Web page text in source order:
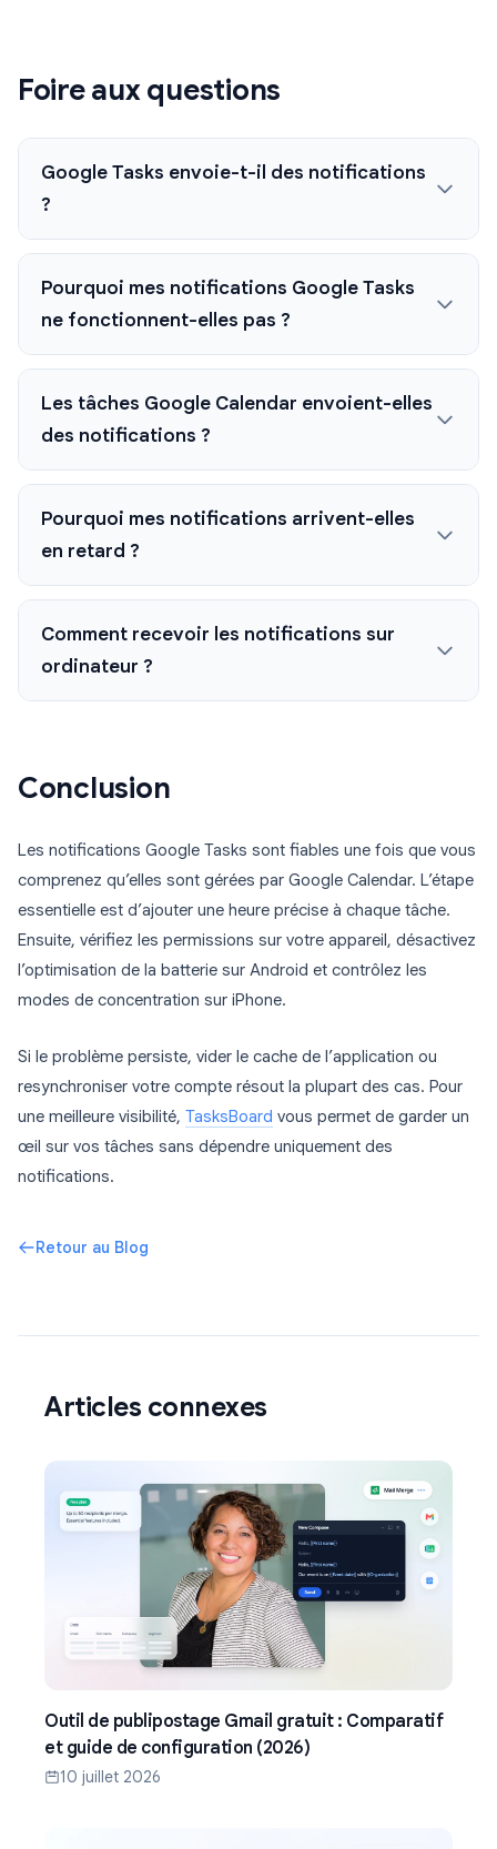
Foire aux questions
Google Tasks envoie-t-il des notifications
?
Pourquoi mes notifications Google Tasks
ne fonctionnent-elles pas ?
Les tâches Google Calendar envoient-elles
des notifications ?
Pourquoi mes notifications arrivent-elles
en retard ?
Comment recevoir les notifications sur
ordinateur ?
Conclusion
Les notifications Google Tasks sont fiables une fois que vous
comprenez qu’elles sont gérées par Google Calendar. L’étape
essentielle est d’ajouter une heure précise à chaque tâche.
Ensuite, vérifiez les permissions sur votre appareil, désactivez
l’optimisation de la batterie sur Android et contrôlez les
modes de concentration sur iPhone.
Si le problème persiste, vider le cache de l’application ou
resynchroniser votre compte résout la plupart des cas. Pour
une meilleure visibilité, TasksBoard vous permet de garder un
œil sur vos tâches sans dépendre uniquement des
notifications.
Retour au Blog
Articles connexes
Outil de publipostage Gmail gratuit : Comparatif
et guide de configuration (2026)
10 juillet 2026